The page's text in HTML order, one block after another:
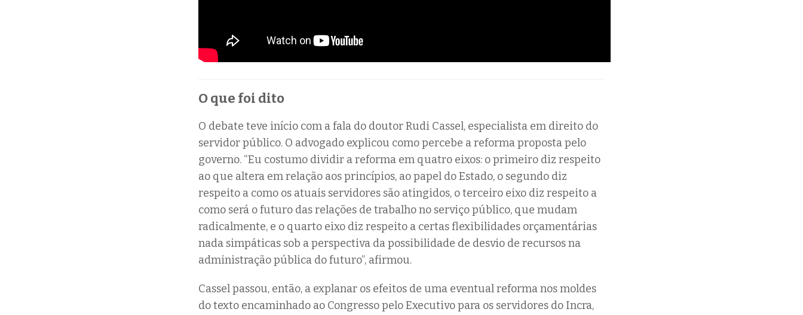
O que foi dito
O debate teve início com a fala do doutor Rudi Cassel, especialista em direito do
servidor público. O advogado explicou como percebe a reforma proposta pelo
governo. “Eu costumo dividir a reforma em quatro eixos: o primeiro diz respeito
ao que altera em relação aos princípios, ao papel do Estado, o segundo diz
respeito a como os atuais servidores são atingidos, o terceiro eixo diz respeito a
como será o futuro das relações de trabalho no serviço público, que mudam
radicalmente, e o quarto eixo diz respeito a certas flexibilidades orçamentárias
nada simpáticas sob a perspectiva da possibilidade de desvio de recursos na
administração pública do futuro”, afirmou.
Cassel passou, então, a explanar os efeitos de uma eventual reforma nos moldes
do texto encaminhado ao Congresso pelo Executivo para os servidores do Incra,